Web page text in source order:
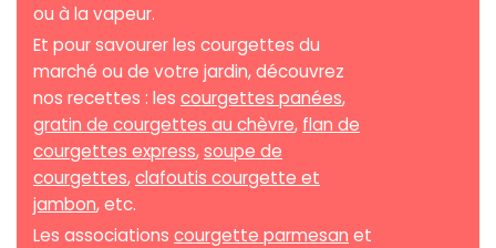
ou à la vapeur.
Et pour savourer les courgettes du
marché ou de votre jardin, découvrez
nos recettes : les courgettes panées,
gratin de courgettes au chèvre, flan de
courgettes express,soupe de
courgettes,clafoutis courgette et
jambon, etc.
Les associations courgette parmesan et